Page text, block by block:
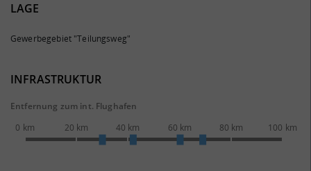
LAGE
Gewerbegebiet "Teilungsweg"
INFRASTRUKTUR
Entfernung zum int. Flughafen
0 km
20 km 40 km 60 km 80 km 100 km